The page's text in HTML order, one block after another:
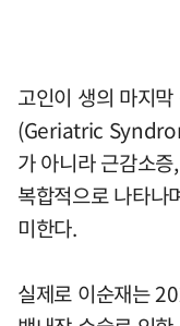
고인이 생의 마지
(Geriatric
가 아니라 근감소
복합적으로 나타나
미한다.
실제로 이순재는